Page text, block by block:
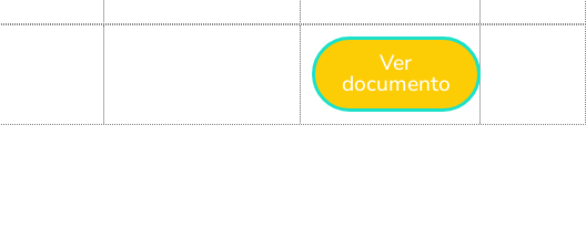
Ver
documento